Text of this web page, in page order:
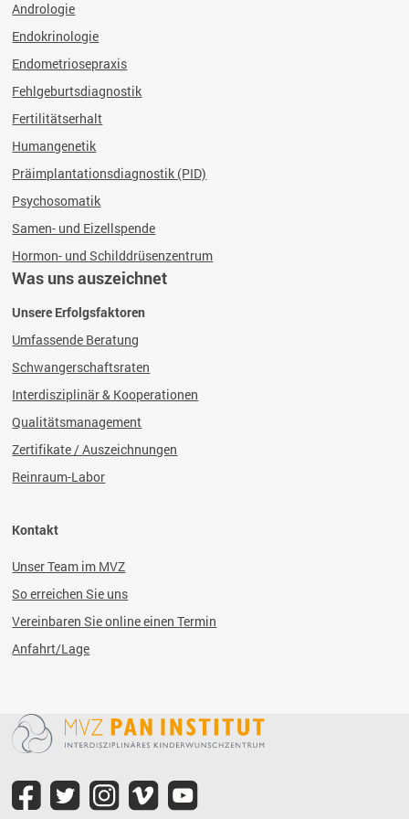
Andrologie
Endokrinologie
Endometriosepraxis
Fehlgeburtsdiagnostik
Fertilitätserhalt
Humangenetik
Präimplantationsdiagnostik (PID)
Psychosomatik
Samen- und Eizellspende
Hormon- und Schilddrüsenzentrum
Was uns auszeichnet
Unsere Erfolgsfaktoren
Umfassende Beratung
Schwangerschaftsraten
Interdisziplinär & Kooperationen
Qualitätsmanagement
Zertifikate / Auszeichnungen
Reinraum-Labor
Kontakt
Unser Team im MVZ
So erreichen Sie uns
Vereinbaren Sie online einen Termin
Anfahrt/Lage